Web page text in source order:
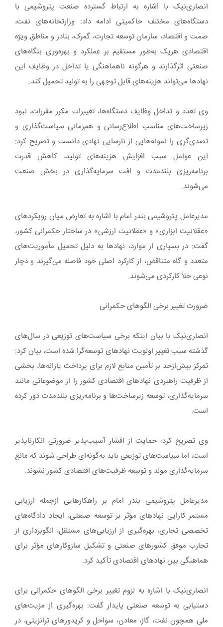
انصاری‌نیک با اشاره به ارتباط گسترده صنعت پتروشیمی با
دستگاه‌های مختلف حاکمیتی ادامه داد: وزارتخانه‌های نفت،
صمت و اقتصاد، سازمان توسعه تجارت، گمرک، بنادر و مناطق ویژه
اقتصادی هریک به‌طور مستقیم بر عملکرد و بهره‌وری بنگاه‌های
صنعتی اثرگذارند و هرگونه ناهماهنگی یا تداخل در وظایف این
نهادها می‌تواند هزینه‌های قابل توجهی را به تولید تحمیل کند.
وی تعدد و تداخل وظایف دستگاه‌ها، تغییرات مکرر مقررات، نبود
زیرساخت‌های مناسب اطلاع‌رسانی و هم‌زمانی سیاست‌گذاری و
تصدی‌گری را نمونه‌هایی از نارسایی نهادی دانست و تصریح کرد:
این عوامل سبب افزایش هزینه‌های تولید، کاهش قدرت
برنامه‌ریزی بلندمدت و افت سرمایه‌گذاری در بخش صنعت
می‌شوند.
مدیرعامل پتروشیمی بندر امام با اشاره به تعارض میان رویکردهای
«عقلانیت ابزاری» و «عقلانیت ارزشی» در ساختار حکمرانی کشور،
گفت: در بسیاری از موارد، نهادها به دلیل تحمیل مأموریت‌های
متعدد و گاه متناقض، از کارکرد اصلی خود فاصله می‌گیرند و دچار
نوعی خلأ کارکردی می‌شوند.
ضرورت تغییر برخی الگوهای حکمرانی
انصاری‌نیک با بیان اینکه برخی سیاست‌های توزیعی در سال‌های
گذشته سبب تغییر اولویت نهادهای توسعه‌گرا شده است، بیان کرد:
تمرکز بیش‌ازحد بر تأمین منابع لازم برای پرداخت یارانه‌ها، بخشی
از ظرفیت راهبردی نهادهای اقتصادی کشور را از موضوعاتی مانند
سرمایه‌گذاری، توسعه زیرساخت‌ها و برنامه‌ریزی بلندمدت دور کرده
است.
وی تصریح کرد: حمایت از اقشار آسیب‌پذیر ضرورتی انکارناپذیر
است، اما سیاست‌های توزیعی باید به‌گونه‌ای طراحی شوند که مانع
سرمایه‌گذاری مولد و توسعه ظرفیت‌های اقتصادی کشور نشوند.
مدیرعامل پتروشیمی بندر امام بر راهکارهایی ازجمله ارزیابی
مستمر کارایی نهادهای مؤثر بر توسعه صنعتی، ایجاد دادگاه‌های
تخصصی تجاری، بهره‌گیری از ارزیابی‌های مستقل، الگوبرداری از
تجارب موفق کشورهای صنعتی و تشکیل سازوکارهای مؤثر برای
هماهنگی بین نهادهای اقتصادی تأکید کرد.
انصاری‌نیک با اشاره به لزوم تغییر برخی الگوهای حکمرانی برای
دستیابی به توسعه صنعتی پایدار گفت: بهره‌گیری از مزیت‌های
ملی همچون نفت، گاز، معادن، سواحل و کریدورهای ترانزیتی، در